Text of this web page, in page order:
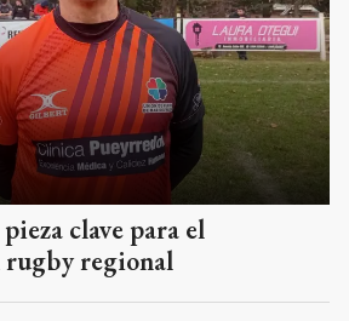
clave para el
regional